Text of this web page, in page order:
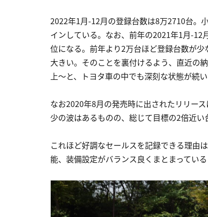
2022年1月-12月の登録台数は8万2710台。
インしている。なお、前年の2021年1月-
位になる。前年より2万台ほど登録台数が
大きい。そのことを裏付けるよう、直近の
上〜と、トヨタ車の中でも深刻な状態が続
なお2020年8月の発売時に出されたリリー
少の波はあるものの、総じて目標の2倍近い
これほど好調なセールスを記録できる理由
能、装備設定がバランス良くまとまっている